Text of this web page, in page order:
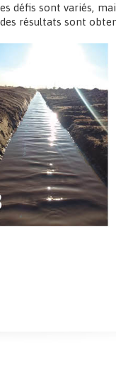
défis sont variés,
résultats sont